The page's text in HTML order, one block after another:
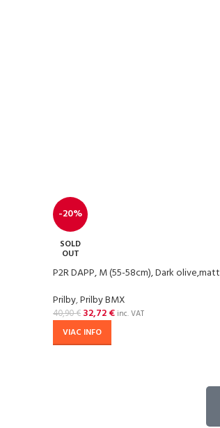
-20%
SOLD
OUT
P2R DAPP, M (55-58cm), Dark olive,matt
Prilby,Prilby BMX
40,90€ 32,72€ inc. VAT
VIAC INFO